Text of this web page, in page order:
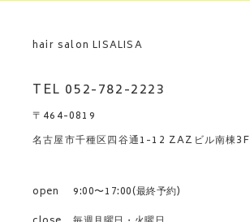
hair salon LISALISA
TEL 052-782-2223
〒464-0819
名古屋市千種区四谷通1-12 ZAZビル南棟3F
open
9:00〜17:00(最終予約)